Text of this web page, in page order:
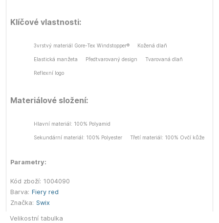
Klíčové vlastnosti:
3vrstvý materiál Gore-Tex Windstopper® Kožená dlaň
Elastická manžeta Předtvarovaný design Tvarovaná dlaň
Reflexní logo
Materiálové složení:
Hlavní materiál: 100% Polyamid
Sekundární materiál: 100% Polyester Třetí materiál: 100% Ovčí kůže
Parametry:
Kód zboží: 1004090
Barva: Fiery red
Značka: Swix
Velikostní tabulka